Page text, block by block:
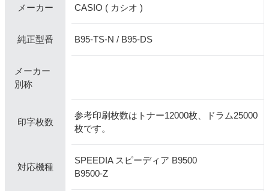
メーカー CASIO ( カシオ )
純正型番 B95-TS-N / B95-DS
メーカー
別称
印字枚数
参考印刷枚数はトナー12000枚、ドラム25000
枚です。
対応機種
SPEEDIA スピーディア B9500
B9500-Z